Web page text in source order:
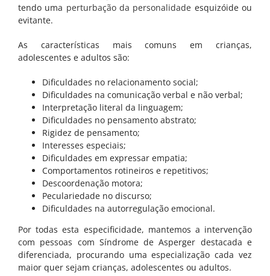
tendo uma perturbação da personalidade esquizóide ou
evitante.
As características mais comuns em crianças,
adolescentes e adultos são:
Dificuldades no relacionamento social;
Dificuldades na comunicação verbal e não verbal;
Interpretação literal da linguagem;
Dificuldades no pensamento abstrato;
Rigidez de pensamento;
Interesses especiais;
Dificuldades em expressar empatia;
Comportamentos rotineiros e repetitivos;
Descoordenação motora;
Peculariedade no discurso;
Dificuldades na autorregulação emocional.
Por todas esta especificidade, mantemos a intervenção
com pessoas com Síndrome de Asperger destacada e
diferenciada, procurando uma especialização cada vez
maior quer sejam crianças, adolescentes ou adultos.
ADULTOS
Bem-estar psicológico e saúde mental
EDUCARES
Sobre Nós
Parceiros
Convenções e Acordos
CONTACTOS